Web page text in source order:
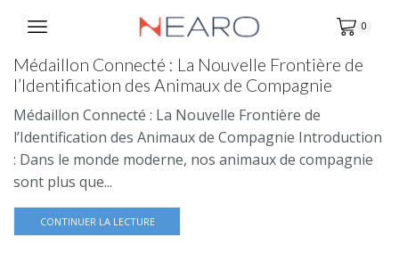
0
Médaillon Connecté : La Nouvelle Frontière de
l’Identification des Animaux de Compagnie
Médaillon Connecté : La Nouvelle Frontière de
l’Identification des Animaux de Compagnie Introduction
: Dans le monde moderne, nos animaux de compagnie
sont plus que...
CONTINUER LA LECTURE